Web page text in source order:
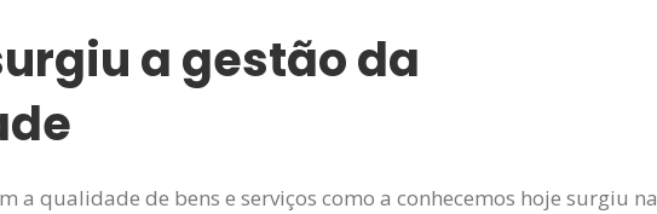
a gestão da
a qualidade de bens e serviços como a conhecemos hoje surgiu na